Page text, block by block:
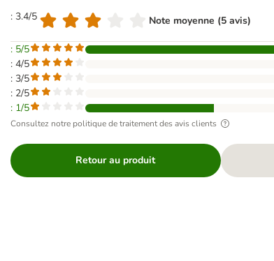
: 3.4/5 Note moyenne (5 avis)
: 5/5
: 4/5
: 3/5
: 2/5
: 1/5
Consultez notre politique de traitement des avis clients
Retour au produit